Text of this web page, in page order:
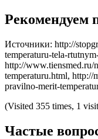
Рекомендуем
Источники: http://
temperaturu-tela-
http://www.tiensmed.ru/
temperaturu.html, http://
pravilno-merit-
(Visited 355 times, 1
Частые